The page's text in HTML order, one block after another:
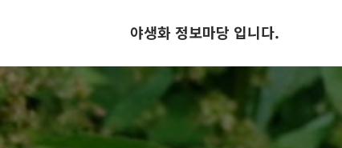
야생화 정보마당 입니다.